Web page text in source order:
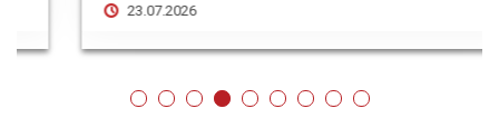
23.07.2026